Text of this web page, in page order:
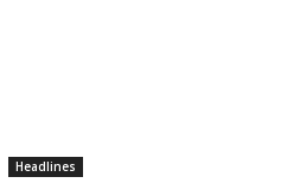
Headlines